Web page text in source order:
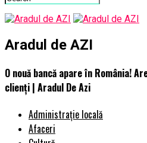
Aradul de AZI
O nouă bancă apare în România!
clienți | Aradul De Azi
Administrație locală
Afaceri